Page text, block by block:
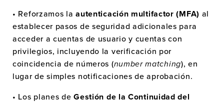
• Reforzamos laautenticación multifactor (MFA) al
establecer pasos de seguridad adicionales para
acceder a cuentas de usuario y cuentas con
privilegios, incluyendo la verificación por
coincidencia de números (number matching), en
lugar de simples notificaciones de aprobación.
• Los planes deGestión de la Continuidad del